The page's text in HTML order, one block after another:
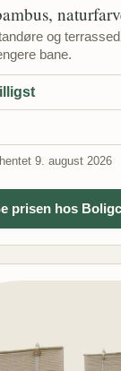
og
bane.
9. august 2026
prisen hos